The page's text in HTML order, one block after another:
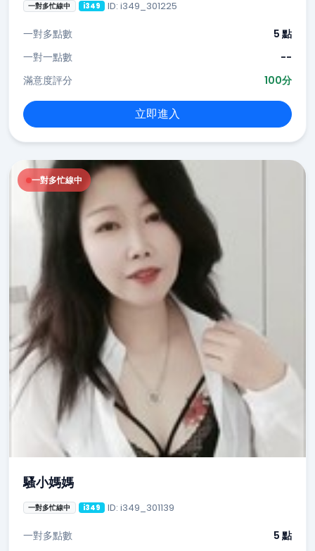
一對多忙線中 i349 ID: i349_301225
一對多點數
5 點
一對一點數
--
滿意度評分
100分
立即進入
一對多忙線中
騷小媽媽
一對多忙線中 i349 ID: i349_301139
一對多點數 5 點